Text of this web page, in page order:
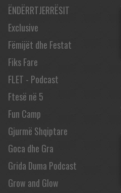
ËNDËRRTJERRËSIT
Exclusive
Fëmijët dhe Festat
Fiks Fare
FLET - Podcast
Ftesë në 5
Fun Camp
Gjurmë Shqiptare
Goca dhe Gra
Grida Duma Podcast
Grow and Glow